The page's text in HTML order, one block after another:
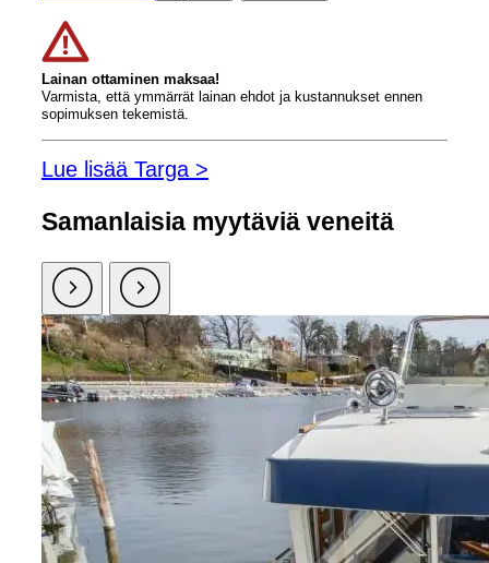
Lainan ottaminen maksaa!
Varmista, että ymmärrät lainan ehdot ja kustannukset ennen
sopimuksen tekemistä.
Lue lisää Targa >
Samanlaisia ​​myytäviä veneitä